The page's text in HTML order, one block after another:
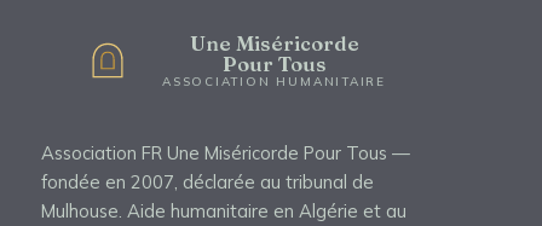
Une Miséricorde
Pour Tous
ASSOCIATION HUMANITAIRE
Association FR Une Miséricorde Pour Tous —
fondée en 2007, déclarée au tribunal de
Mulhouse. Aide humanitaire en Algérie et au